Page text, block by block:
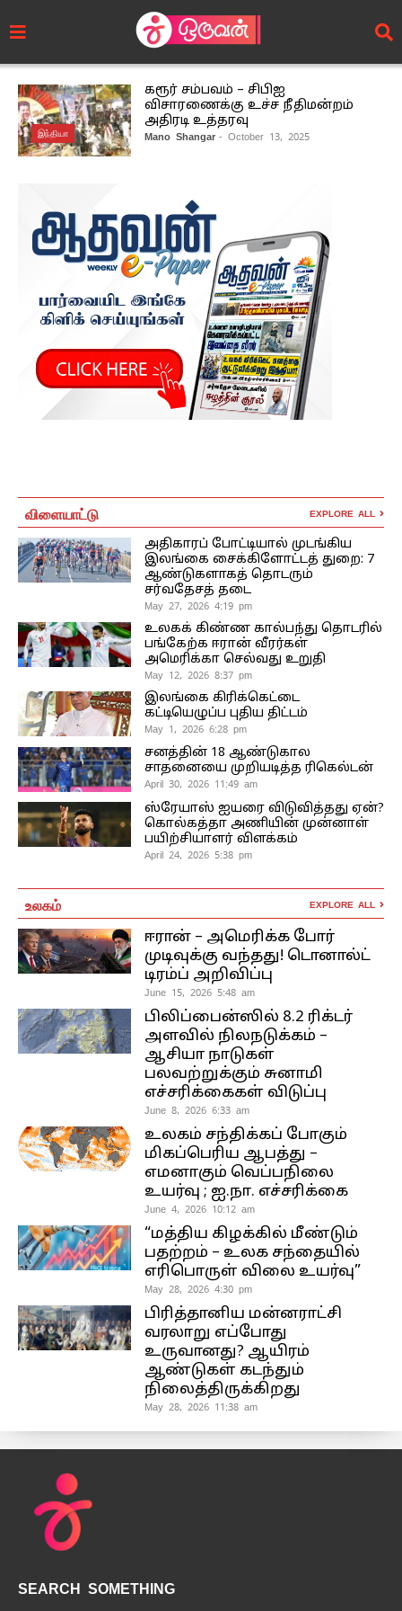
இந்தியா
கரூர் சம்பவம் – சிபிஐ
விசாரணைக்கு உச்ச நீதிமன்றம்
அதிரடி உத்தரவு
Mano Shangar - October 13, 2025
விளையாட்டு EXPLORE ALL
அதிகாரப் போட்டியால் முடங்கிய
இலங்கை சைக்கிளோட்டத் துறை: 7
ஆண்டுகளாகத் தொடரும்
சர்வதேசத் தடை
May 27, 2026 4:19 pm
உலகக் கிண்ண கால்பந்து தொடரில்
பங்கேற்க ஈரான் வீரர்கள்
அமெரிக்கா செல்வது உறுதி
May 12, 2026 8:37 pm
இலங்கை கிரிக்கெட்டை
கட்டியெழுப்ப புதிய திட்டம்
May 1, 2026 6:28 pm
சனத்தின் 18 ஆண்டுகால
சாதனையை முறியடித்த ரிகெல்டன்
April 30, 2026 11:49 am
ஸ்ரேயாஸ் ஐயரை விடுவித்தது ஏன்?
கொல்கத்தா அணியின் முன்னாள்
பயிற்சியாளர் விளக்கம்
April 24, 2026 5:38 pm
உலகம் EXPLORE ALL
ஈரான் – அமெரிக்க போர்
முடிவுக்கு வந்தது! டொனால்ட்
டிரம்ப் அறிவிப்பு
June 15, 2026 5:48 am
பிலிப்பைன்ஸில் 8.2 ரிக்டர்
அளவில் நிலநடுக்கம் –
ஆசியா நாடுகள்
பலவற்றுக்கும் சுனாமி
எச்சரிக்கைகள் விடுப்பு
June 8, 2026 6:33 am
உலகம் சந்திக்கப் போகும்
மிகப்பெரிய ஆபத்து –
எமனாகும் வெப்பநிலை
உயர்வு ; ஐ.நா. எச்சரிக்கை
June 4, 2026 10:12 am
“மத்திய கிழக்கில் மீண்டும்
பதற்றம் – உலக சந்தையில்
எரிபொருள் விலை உயர்வு”
May 28, 2026 4:30 pm
பிரித்தானிய மன்னராட்சி
வரலாறு எப்போது
உருவானது? ஆயிரம்
ஆண்டுகள் கடந்தும்
நிலைத்திருக்கிறது
May 28, 2026 11:38 am
SEARCH SOMETHING